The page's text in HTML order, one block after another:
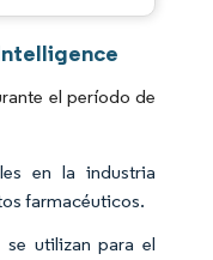
el período de
en la industria
farmacéuticos.
utilizan para el